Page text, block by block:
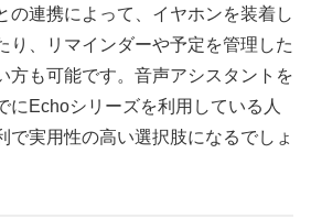
の連携によって、イヤホンを装着し
り、リマインダーや予定を管理した
方も可能です。音声アシスタントを
にEchoシリーズを利用している人
で実用性の高い選択肢になるでしょ